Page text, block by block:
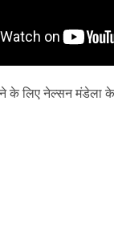
के लिए नेल्सन मंडेला के